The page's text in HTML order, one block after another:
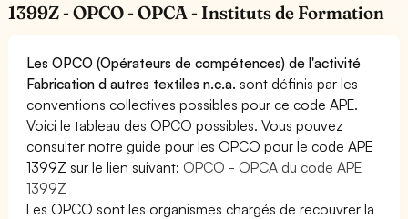
1399Z - OPCO - OPCA - Instituts de Formation
Les OPCO (Opérateurs de compétences) de l'activité
Fabrication d autres textiles n.c.a. sont définis par les
conventions collectives possibles pour ce code APE.
Voici le tableau des OPCO possibles. Vous pouvez
consulter notre guide pour les OPCO pour le code APE
1399Z sur le lien suivant: OPCO - OPCA du code APE
1399Z
Les OPCO sont les organismes chargés de recouvrer la